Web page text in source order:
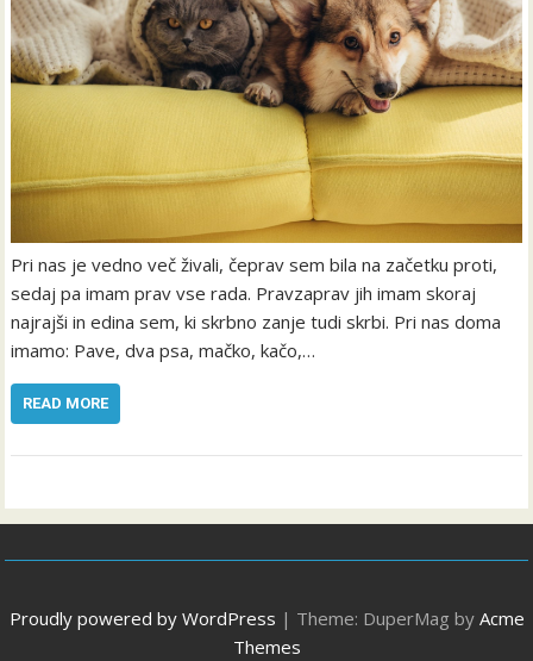
Pri nas je vedno več živali, čeprav sem bila na začetku proti,
sedaj pa imam prav vse rada. Pravzaprav jih imam skoraj
najrajši in edina sem, ki skrbno zanje tudi skrbi. Pri nas doma
imamo: Pave, dva psa, mačko, kačo,…
READ MORE
Proudly powered by WordPress | Theme: DuperMag by Acme
Themes